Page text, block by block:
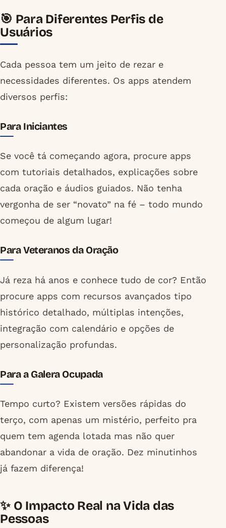
🎯 Para Diferentes Perfis de
Usuários
Cada pessoa tem um jeito de rezar e
necessidades diferentes. Os apps atendem
diversos perfis:
Para Iniciantes
Se você tá começando agora, procure apps
com tutoriais detalhados, explicações sobre
cada oração e áudios guiados. Não tenha
vergonha de ser “novato” na fé – todo mundo
começou de algum lugar!
Para Veteranos da Oração
Já reza há anos e conhece tudo de cor? Então
procure apps com recursos avançados tipo
histórico detalhado, múltiplas intenções,
integração com calendário e opções de
personalização profundas.
Para a Galera Ocupada
Tempo curto? Existem versões rápidas do
terço, com apenas um mistério, perfeito pra
quem tem agenda lotada mas não quer
abandonar a vida de oração. Dez minutinhos
já fazem diferença!
✨ O Impacto Real na Vida das
Pessoas